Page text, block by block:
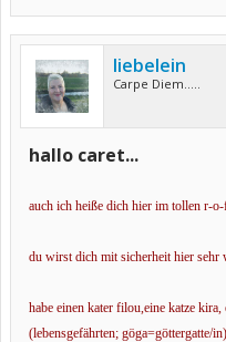
liebelein
Carpe Diem.....
hallo caret...
auch ich heiße dich hier im tollen r-
du wirst dich mit sicherheit hier sehr
habe einen kater filou,eine katze
(lebensgefährten; göga=göttergatte/in)